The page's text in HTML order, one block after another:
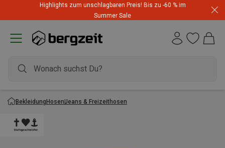
Highlights zum unschlagbaren Preis! Bis zu -60 % im
Summer Sale
BekleidungHosenJeans & Freizeithosen